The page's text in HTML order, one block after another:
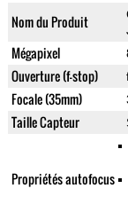
Nom du Produit
Mégapixel
Ouverture (f-stop)
Focale (35mm)
Taille Capteur
Propriétés autofocus